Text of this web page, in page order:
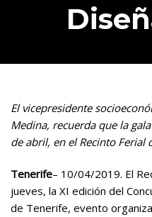
El vicepresidente
Medina, recuerda que la
de abril, en el Recinto Ferial
Tenerife– 10/04/2019. El
jueves, la XI edición del
de Tenerife, evento